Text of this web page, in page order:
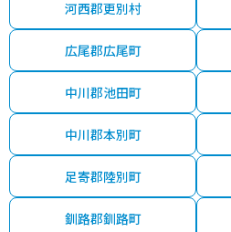
河西郡更別村
広尾郡広尾町
中川郡池田町
中川郡本別町
足寄郡陸別町
釧路郡釧路町